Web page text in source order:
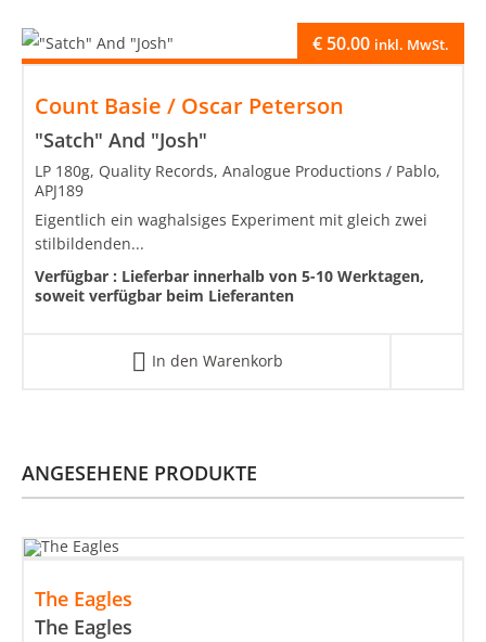
Count Basie / Oscar Peterson
"Satch" And "Josh"
€ 50.00 inkl. MwSt.
LP 180g, Quality Records, Analogue Productions / Pablo,
APJ189
Eigentlich ein waghalsiges Experiment mit gleich zwei
stilbildenden...
Verfügbar : Lieferbar innerhalb von 5-10 Werktagen,
soweit verfügbar beim Lieferanten
In den Warenkorb
ANGESEHENE PRODUKTE
The Eagles
The Eagles